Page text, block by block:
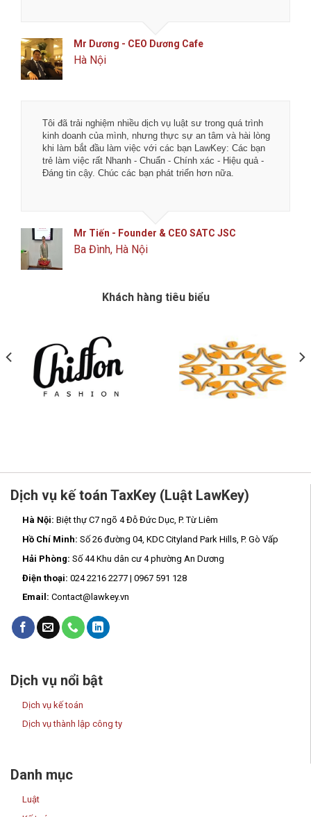
Mr Tô - Founder & CEO MengCha Utd
Đống Đa, Hà Nội
Tôi đã trải nghiệm nhiều dịch vụ luật sư trong quá trình
kinh doanh của mình, nhưng thực sự an tâm và hài lòng
khi làm bắt đầu làm việc với các bạn LawKey: Các bạn
trẻ làm việc rất Nhanh - Chuẩn - Chính xác - Hiệu quả -
Đáng tin cậy. Chúc các bạn phát triển hơn nữa.
Mr Tiến - Founder & CEO SATC JSC
Ba Đình, Hà Nội
Khách hàng tiêu biểu
Dịch vụ kế toán TaxKey (Luật LawKey)
Hà Nội: Biệt thự C7 ngõ 4 Đỗ Đức Dục, P. Từ Liêm
Hồ Chí Minh: Số 26 đường 04, KDC Cityland Park Hills, P. Gò Vấp
Hải Phòng: Số 44 Khu dân cư 4 phường An Dương
Điện thoại: 024 2216 2277 | 0967 591 128
Email: Contact@lawkey.vn
Dịch vụ nổi bật
Dịch vụ kế toán
Dịch vụ thành lập công ty
Danh mục
Luật